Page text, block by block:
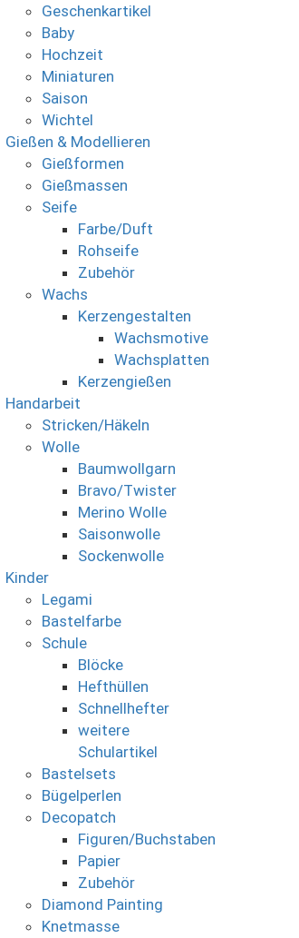
Geschenkartikel
Baby
Hochzeit
Miniaturen
Saison
Wichtel
Gießen & Modellieren
Gießformen
Gießmassen
Seife
Farbe/Duft
Rohseife
Zubehör
Wachs
Kerzengestalten
Wachsmotive
Wachsplatten
Kerzengießen
Handarbeit
Stricken/Häkeln
Wolle
Baumwollgarn
Bravo/Twister
Merino Wolle
Saisonwolle
Sockenwolle
Kinder
Legami
Bastelfarbe
Schule
Blöcke
Hefthüllen
Schnellhefter
weitere
Schulartikel
Bastelsets
Bügelperlen
Decopatch
Figuren/Buchstaben
Papier
Zubehör
Diamond Painting
Knetmasse